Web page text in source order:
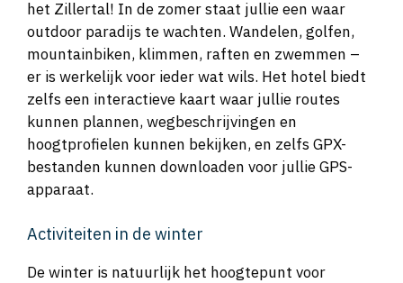
het Zillertal! In de zomer staat jullie een waar
outdoor paradijs te wachten. Wandelen, golfen,
mountainbiken, klimmen, raften en zwemmen –
er is werkelijk voor ieder wat wils. Het hotel biedt
zelfs een interactieve kaart waar jullie routes
kunnen plannen, wegbeschrijvingen en
hoogtprofielen kunnen bekijken, en zelfs GPX-
bestanden kunnen downloaden voor jullie GPS-
apparaat.
Activiteiten in de winter
De winter is natuurlijk het hoogtepunt voor